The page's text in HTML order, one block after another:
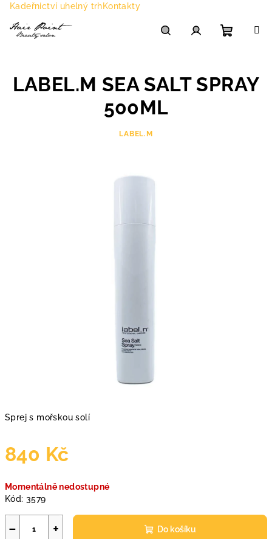
Přejít
obsah
Kadeřnictví uhelný trhKontakty
košík
Sprej s mořskou solí
840 Kč
cena:
Momentálně nedostupné
Kód: 3579
+
− Do košíku
LABEL.M SEA SALT SPRAY
500ML
LABEL.M